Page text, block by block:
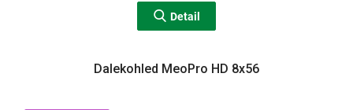
Detail
Dalekohled MeoPro HD 8x56